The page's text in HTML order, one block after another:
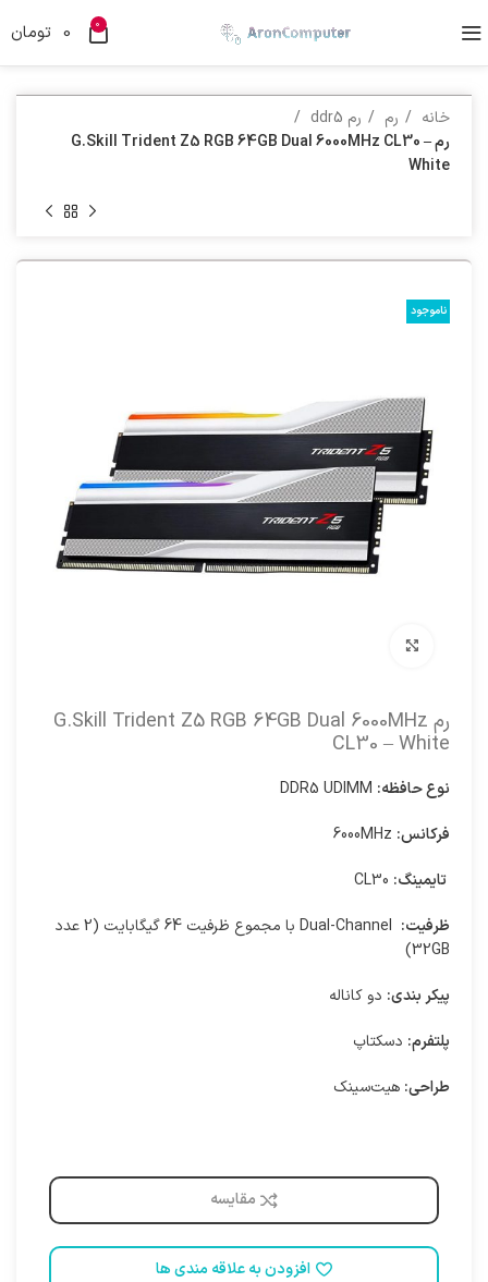
0
0 تومان
خانه رم
رم ddr5
رم G.Skill Trident Z5 RGB 64GB Dual 6000MHz CL30 –
White
ناموجود
رم G.Skill Trident Z5 RGB 64GB Dual 6000MHz
CL30 – White
نوع حافظه:
فرکانس:
تایمینگ:
ظرفیت:
Dual-Channel با مجموع ظرفیت 64 گیگابایت (2 عدد
32GB)
پیکر بندی: دو کاناله
پلتفرم: دسکتاپ
طراحی: هیت‌سینک
مقایسه
افزودن به علاقه مندی ها